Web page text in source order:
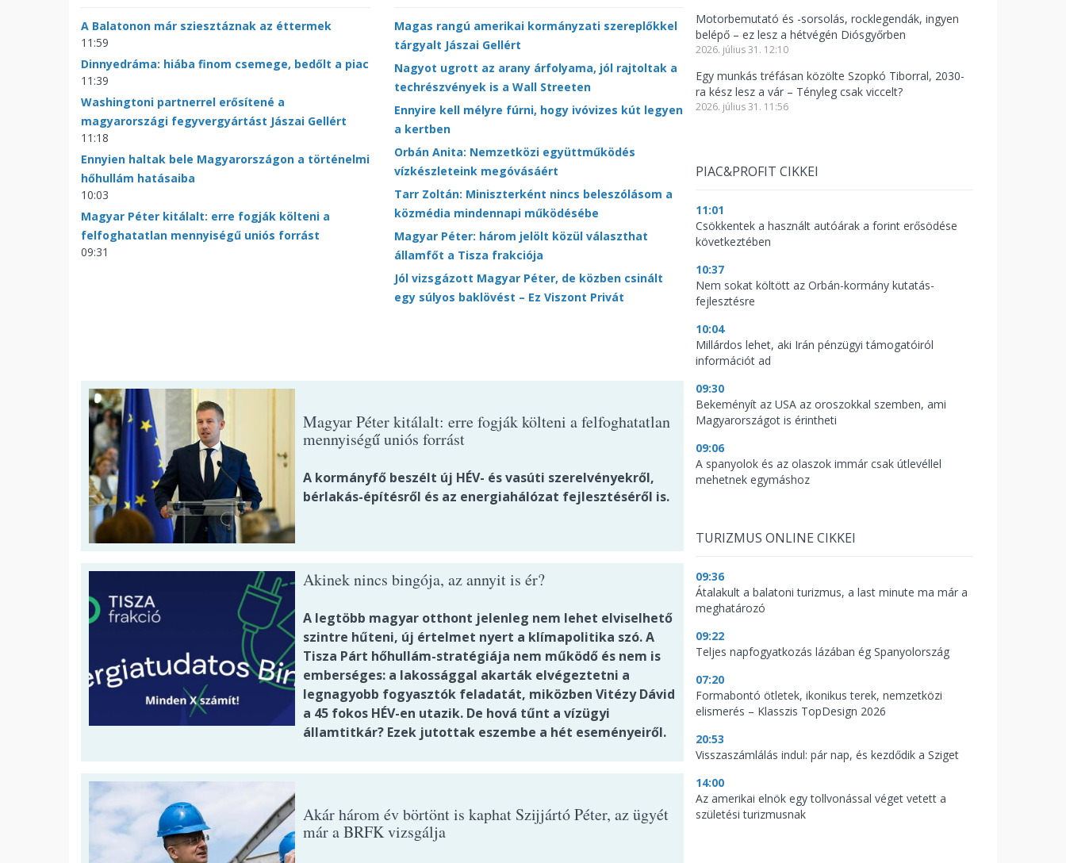
A Balatonon már sziesztáznak az éttermek
11:59
Dinnyedráma: hiába finom csemege, bedőlt a piac
11:39
Washingtoni partnerrel erősítené a
magyarországi fegyvergyártást Jászai Gellért
11:18
Ennyien haltak bele Magyarországon a történelmi
hőhullám hatásaiba
10:03
Magyar Péter kitálalt: erre fogják költeni a
felfoghatatlan mennyiségű uniós forrást
09:31
Magas rangú amerikai kormányzati szereplőkkel
tárgyalt Jászai Gellért
Nagyot ugrott az arany árfolyama, jól rajtoltak a
techrészvények is a Wall Streeten
Ennyire kell mélyre fúrni, hogy ivóvizes kút legyen
a kertben
Orbán Anita: Nemzetközi együttműködés
vízkészleteink megóvásáért
Tarr Zoltán: Miniszterként nincs beleszólásom a
közmédia mindennapi működésébe
Magyar Péter: három jelölt közül választhat
államfőt a Tisza frakciója
Jól vizsgázott Magyar Péter, de közben csinált
egy súlyos baklövést – Ez Viszont Privát
Magyar Péter kitálalt: erre fogják költeni a felfoghatatlan
mennyiségű uniós forrást
A kormányfő beszélt új HÉV- és vasúti szerelvényekről,
bérlakás-építésről és az energiahálózat fejlesztéséről is.
Akinek nincs bingója, az annyit is ér?
A legtöbb magyar otthont jelenleg nem lehet elviselhető
szintre hűteni, új értelmet nyert a klímapolitika szó. A
Tisza Párt hőhullám-stratégiája nem működő és nem is
emberséges: a lakossággal akarták elvégeztetni a
legnagyobb fogyasztók feladatát, miközben Vitézy Dávid
a 45 fokos HÉV-en utazik. De hová tűnt a vízügyi
államtitkár? Ezek jutottak eszembe a hét eseményeiről.
Akár három év börtönt is kaphat Szijjártó Péter, az ügyét
már a BRFK vizsgálja
Motorbemutató és -sorsolás, rocklegendák, ingyen
belépő – ez lesz a hétvégén Diósgyőrben
2026. július 31. 12:10
Egy munkás tréfásan közölte Szopkó Tiborral, 2030-
ra kész lesz a vár – Tényleg csak viccelt?
2026. július 31. 11:56
PIAC&PROFIT CIKKEI
11:01
Csökkentek a használt autóárak a forint erősödése
következtében
10:37
Nem sokat költött az Orbán-kormány kutatás-
fejlesztésre
10:04
Millárdos lehet, aki Irán pénzügyi támogatóiról
információt ad
09:30
Bekeményít az USA az oroszokkal szemben, ami
Magyarországot is érintheti
09:06
A spanyolok és az olaszok immár csak útlevéllel
mehetnek egymáshoz
TURIZMUS ONLINE CIKKEI
09:36
Átalakult a balatoni turizmus, a last minute ma már a
meghatározó
09:22
Teljes napfogyatkozás lázában ég Spanyolország
07:20
Formabontó ötletek, ikonikus terek, nemzetközi
elismerés – Klasszis TopDesign 2026
20:53
Visszaszámlálás indul: pár nap, és kezdődik a Sziget
14:00
Az amerikai elnök egy tollvonással véget vetett a
születési turizmusnak